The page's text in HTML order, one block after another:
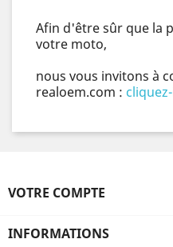
Afin d'être sûr que la
votre moto,
nous vous invitons à
realoem.com :
VOTRE COMPTE
INFORMATIONS